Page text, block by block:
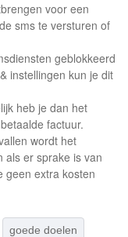
voor een
sms te versturen of
geblokkeerd
instellingen kun je dit
heb je dan het
factuur.
wordt het
als er sprake is van
geen extra kosten
goede doelen